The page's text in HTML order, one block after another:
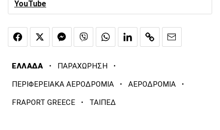
YouTube
ΕΛΛΑΔΑ · ΠΑΡΑΧΩΡΗΣΗ ·
ΠΕΡΙΦΕΡΕΙΑΚΑ ΑΕΡΟΔΡΟΜΙΑ · ΑΕΡΟΔΡΟΜΙΑ ·
FRAPORT GREECE · ΤΑΙΠΕΔ